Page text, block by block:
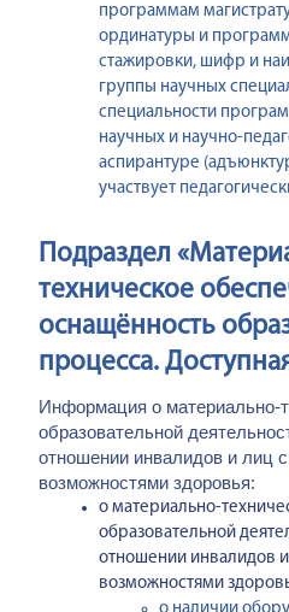
программам
ординатуры и
стажировки, шифр и
группы научных
специальности
научных и научно-
аспирантуре
участвует
Подраздел
техническое
оснащённость
процесса.
Информация о материально-
образовательной
отношении инвалидов и лиц
возможностями здоровья:
о материально-
образовательной
отношении инвалидов
возможностями